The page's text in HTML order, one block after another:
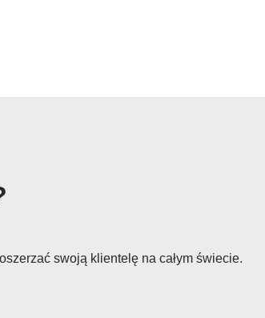
swoją klientelę na całym świecie.